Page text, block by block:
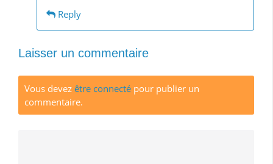
Reply
Laisser un commentaire
Vous devez être connecté pour publier un
commentaire.